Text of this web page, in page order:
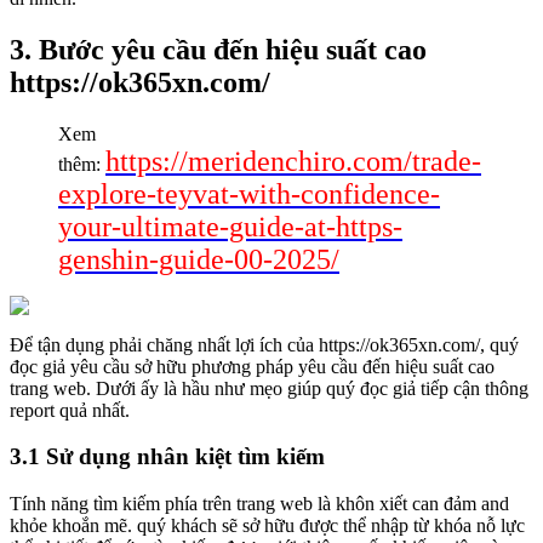
3. Bước yêu cầu đến hiệu suất cao
https://ok365xn.com/
Xem
thêm: https://meridenchiro.com/trade-
explore-teyvat-with-confidence-
your-ultimate-guide-at-https-
genshin-guide-00-2025/
Để tận dụng phải chăng nhất lợi ích của https://ok365xn.com/, quý
đọc giả yêu cầu sở hữu phương pháp yêu cầu đến hiệu suất cao
trang web. Dưới ấy là hầu như mẹo giúp quý đọc giả tiếp cận thông
report quả nhất.
3.1 Sử dụng nhân kiệt tìm kiếm
Tính năng tìm kiếm phía trên trang web là khôn xiết can đảm and
khỏe khoắn mẽ. quý khách sẽ sở hữu được thể nhập từ khóa nỗ lực